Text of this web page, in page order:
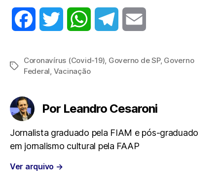
o
t
e
s
A
g
r
l
Tags
Coronavírus (Covid-19), Governo de SP, Governo
Federal, Vacinação
Por Leandro Cesaroni
Jornalista graduado pela FIAM e pós-graduado
em jornalismo cultural pela FAAP
Ver arquivo →